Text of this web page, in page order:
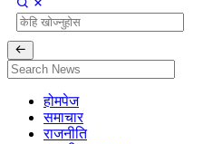
होमपेज
समाचार
राजनीति